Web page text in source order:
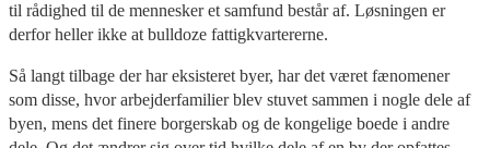
til rådighed til de mennesker et samfund består af. Løsningen er
derfor heller ikke at bulldoze fattigkvartererne.
Så langt tilbage der har eksisteret byer, har det været fænomener
som disse, hvor arbejderfamilier blev stuvet sammen i nogle dele af
byen, mens det finere borgerskab og de kongelige boede i andre